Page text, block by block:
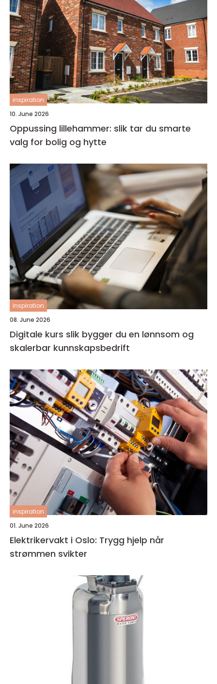
inspiration
10. June 2026
Oppussing lillehammer: slik tar du smarte
valg for bolig og hytte
inspiration
08. June 2026
Digitale kurs slik bygger du en lønnsom og
skalerbar kunnskapsbedrift
inspiration
01. June 2026
Elektrikervakt i Oslo: Trygg hjelp når
strømmen svikter